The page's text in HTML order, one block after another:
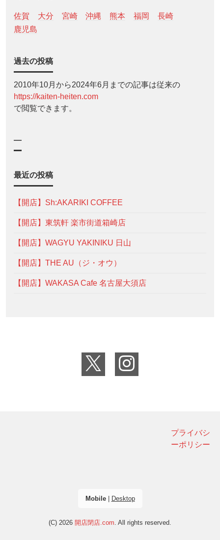
佐賀 大分 宮崎 沖縄 熊本 福岡
長崎
鹿児島
過去の投稿
2010年10月から2024年6月までの記事は従来の
https://kaiten-heiten.com
で閲覧できます。
—
最近の投稿
【開店】Sh:AKARIKI COFFEE
【開店】東筑軒 楽市街道箱崎店
【開店】WAGYU YAKINIKU 日山
【開店】THE AU（ジ・オウ）
【開店】WAKASA Cafe 名古屋大須店
プライバシ
ーポリシー
Mobile| Desktop
(C) 2026 開店閉店.com . All rights reserved.